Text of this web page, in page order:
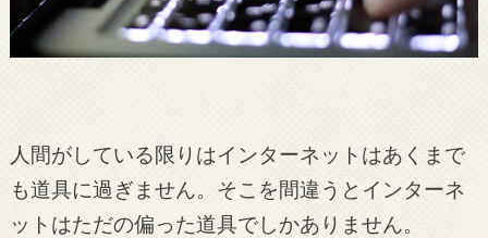
人間がしている限りはインターネットはあくまで
も道具に過ぎません。そこを間違うとインターネ
ットはただの偏った道具でしかありません。